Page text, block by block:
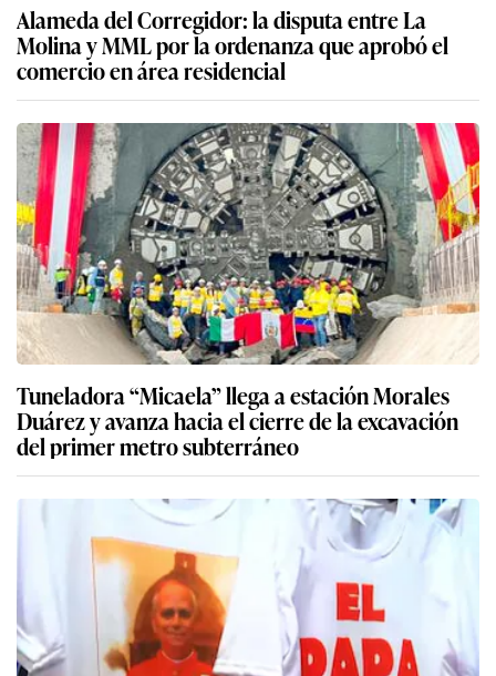
Alameda del Corregidor: la disputa entre La
Molina y MML por la ordenanza que aprobó el
comercio en área residencial
Tuneladora “Micaela” llega a estación Morales
Duárez y avanza hacia el cierre de la excavación
del primer metro subterráneo